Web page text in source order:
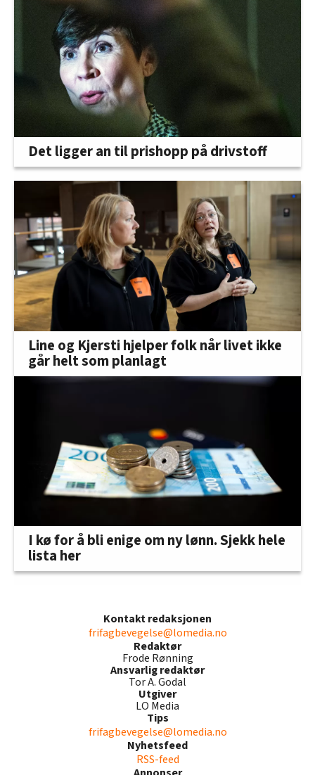
Det ligger an til prishopp på drivstoff
Line og Kjersti hjelper folk når livet ikke
går helt som planlagt
I kø for å bli enige om ny lønn. Sjekk hele
lista her
Kontakt redaksjonen
frifagbevegelse@lomedia.no
Redaktør
Frode Rønning
Ansvarlig redaktør
Tor A. Godal
Utgiver
LO Media
Tips
frifagbevegelse@lomedia.no
Nyhetsfeed
RSS-feed